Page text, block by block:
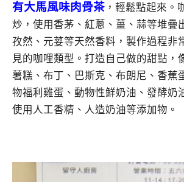
有大馬風味肉骨茶 ，輕鬆點起來。
炒，使用香茅、紅蔥、薑、蒜等堆疊
孜然、元荽等天然香料，製作過程非
見的咖哩類型。打造自己做的甜點，
薯糕、布丁、巴斯克、布朗尼、香蕉
物福利雞蛋、動物性鮮奶油、發酵奶
使用人工香精、人造奶油等添加物。